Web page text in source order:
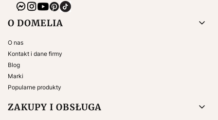
Linki w stopce
O DOMELIA
O nas
Kontakt i dane firmy
Blog
Marki
Popularne produkty
ZAKUPY I OBSŁUGA